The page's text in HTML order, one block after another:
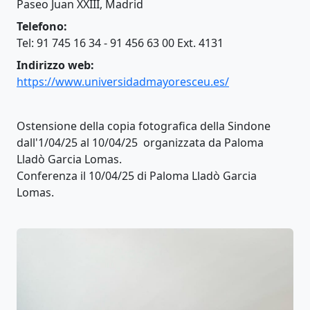
Paseo Juan XXIII, Madrid
Telefono:
Tel: 91 745 16 34 - 91 456 63 00 Ext. 4131
Indirizzo web:
https://www.universidadmayoresceu.es/
Ostensione della copia fotografica della Sindone
dall'1/04/25 al 10/04/25 organizzata da Paloma
Lladò Garcia Lomas.
Conferenza il 10/04/25 di Paloma Lladò Garcia
Lomas.